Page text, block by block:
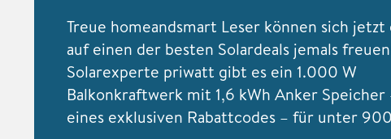
Treue homeandsmart Leser können sich jetzt
auf einen der besten Solardeals jemals
Solarexperte priwatt gibt es ein 1.000 W
Balkonkraftwerk mit 1,6 kWh Anker Speicher
eines exklusiven Rabattcodes – für unter